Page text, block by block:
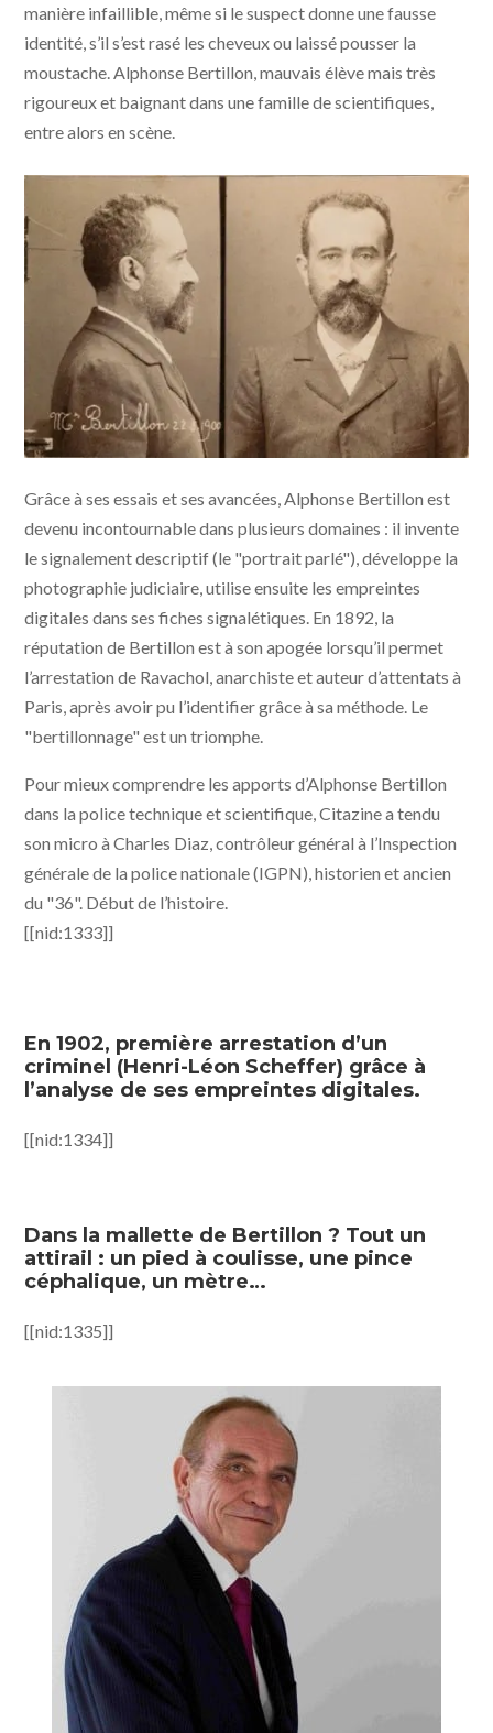
manière infaillible, même si le suspect donne une fausse
identité, s’il s’est rasé les cheveux ou laissé pousser la
moustache. Alphonse Bertillon, mauvais élève mais très
rigoureux et baignant dans une famille de scientifiques,
entre alors en scène.
Grâce à ses essais et ses avancées, Alphonse Bertillon est
devenu incontournable dans plusieurs domaines : il invente
le signalement descriptif (le "portrait parlé"), développe la
photographie judiciaire, utilise ensuite les empreintes
digitales dans ses fiches signalétiques. En 1892, la
réputation de Bertillon est à son apogée lorsqu’il permet
l’arrestation de Ravachol, anarchiste et auteur d’attentats à
Paris, après avoir pu l’identifier grâce à sa méthode. Le
"bertillonnage" est un triomphe.
Pour mieux comprendre les apports d’Alphonse Bertillon
dans la police technique et scientifique, Citazine a tendu
son micro à Charles Diaz, contrôleur général à l’Inspection
générale de la police nationale (IGPN), historien et ancien
du "36". Début de l’histoire.
[[nid:1333]]
En 1902, première arrestation d’un
criminel (Henri-Léon Scheffer) grâce à
l’analyse de ses empreintes digitales.
[[nid:1334]]
Dans la mallette de Bertillon ? Tout un
attirail : un pied à coulisse, une pince
céphalique, un mètre…
[[nid:1335]]